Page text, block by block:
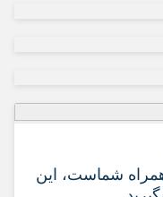
شماست، این